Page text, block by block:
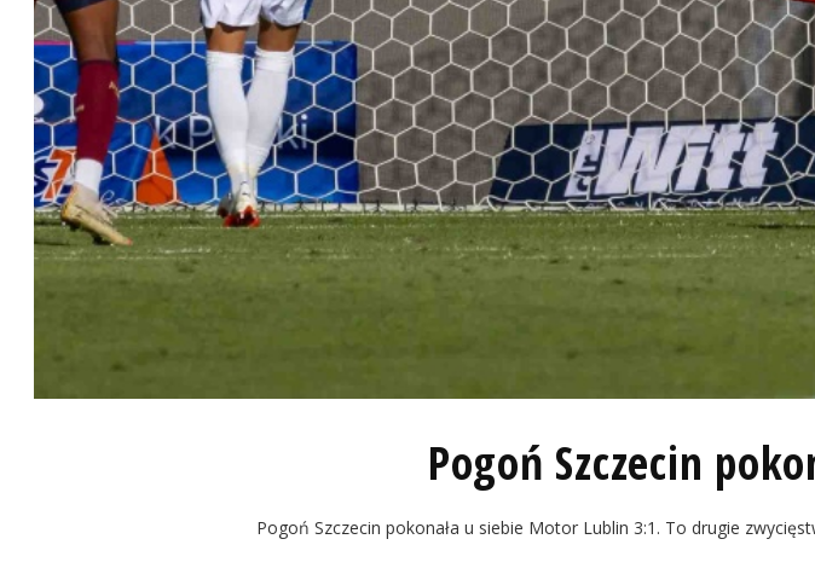
Pogoń Szczecin
Pogoń Szczecin pokonała u siebie Motor Lublin 3:1. To drugie